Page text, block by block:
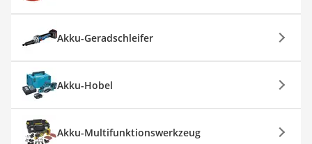
Akku-Geradschleifer
Akku-Hobel
Akku-Multifunktionswerkzeug